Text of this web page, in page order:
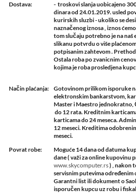
Dostava:
- troskovi slanja uobicajeno
dinara od 24.01.2019. usled
kurirskih sluzbi - ukoliko se
naznačenog iznosa , iznos
tom slučaju potrebno je na naš
slikanu potvrdu o više
potpisanim zahtevom .
Ostala roba po zvanicnim
kojima je roba prosledjena
Način plaćanja:
Gotovinom prilikom isporuke
elektronskim bankarstvom,
Master i Maestro jednokratno,
do 12 rata. Kreditnim
karticama do 24 meseca.
12 meseci. Kreditima
meseci.
Povrat robe:
Moguće 14 dana od datuma
dane ( važi za online kupovinu
www.skycomputer.rs) , nakon
servisnim putevima
Garantni list ili dokument o
isporučen kupcu uz robu i